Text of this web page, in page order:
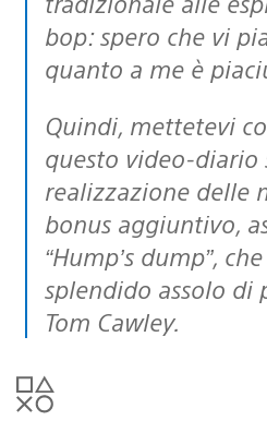
bop: spero che vi
quanto a me è
Quindi, mettetevi comodi, godetevi
questo video-diario
realizzazione delle
bonus aggiuntivo,
“Hump’s dump”,
splendido assolo di
Tom Cawley.